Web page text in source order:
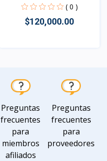
( 0 )
$120,000.00
Preguntas
frecuentes
para
miembros
afiliados
Preguntas
frecuentes
para
proveedores